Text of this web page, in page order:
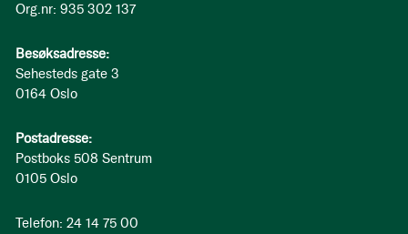
Org.nr: 935 302 137
Besøksadresse:
Sehesteds gate 3
0164 Oslo
Postadresse:
Postboks 508 Sentrum
0105 Oslo
Telefon: 24 14 75 00